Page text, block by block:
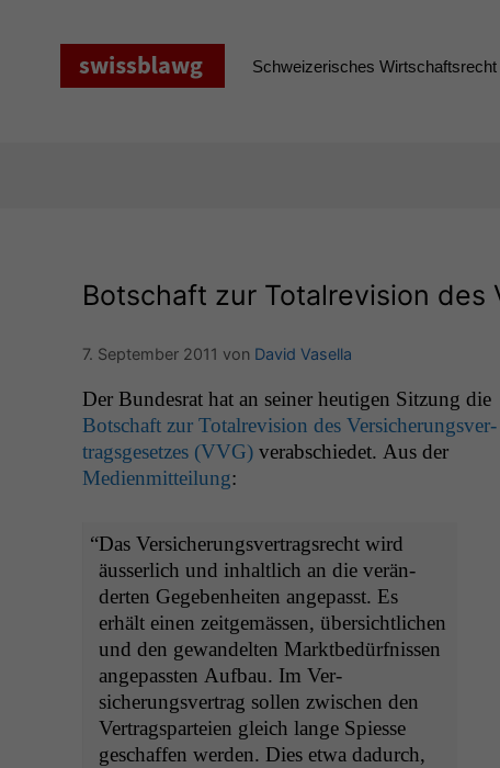
Schweizerisches Wirtschaftsrecht
Botschaft zur Totalrevision des
7. September 2011 von David Vasella
Der Bun­desrat hat an sein­er heuti­gen Sitzung die
Botschaft zur Total­re­vi­sion des Ver­sicherungsver­
trags­ge­set­zes (VVG)ver­ab­schiedet. Aus der
Medi­en­mit­teilung:
“Das Ver­sicherungsver­tragsrecht wird
äusser­lich und inhaltlich an die verän­
derten Gegeben­heit­en angepasst. Es
erhält einen zeit­gemässen, über­sichtlichen
und den gewan­del­ten Mark­tbedürfnis­sen
angepassten Auf­bau. Im Ver­
sicherungsver­trag sollen zwis­chen den
Ver­tragsparteien gle­ich lange Spiesse
geschaf­fen wer­den. Dies etwa dadurch,